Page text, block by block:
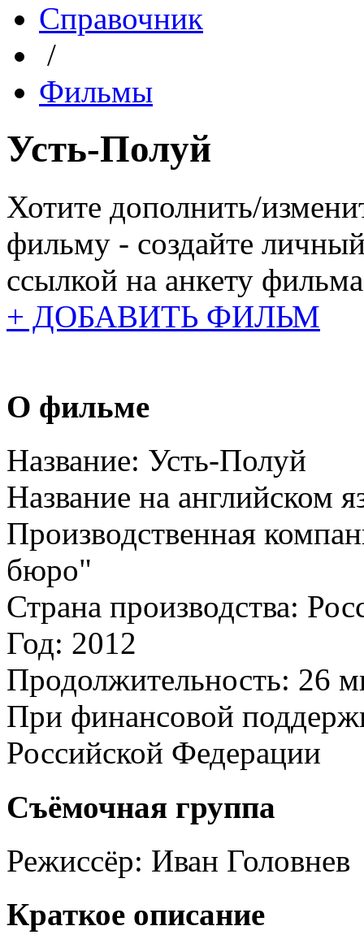
Справочник
/
Фильмы
Усть-Полуй
Хотите дополнить/
фильму - создайте
ссылкой на анкету
+ ДОБАВИТЬ ФИЛЬМ
О фильме
Название: Усть-Полуй
Название на английском
Производственная
бюро"
Страна производства:
Год: 2012
Продолжительность: 26
При финансовой
Российской Федерации
Съёмочная группа
Режиссёр: Иван Головнев
Краткое описание